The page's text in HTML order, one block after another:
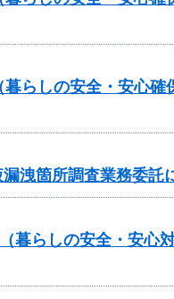
らしの安全・安心確
洩箇所調査業務委託
らしの安全・安心